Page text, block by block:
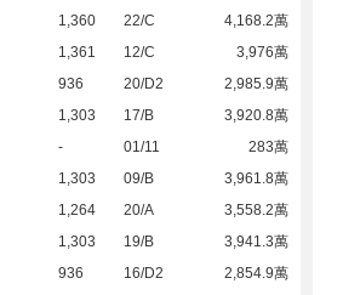
1,360 22/C
4,168.2萬
1,361 12/C
3,976萬
936 20/D2
2,985.9萬
1,303 17/B
3,920.8萬
- 01/11
283萬
1,303 09/B
3,961.8萬
1,264 20/A
3,558.2萬
1,303 19/B
3,941.3萬
936 16/D2
2,854.9萬